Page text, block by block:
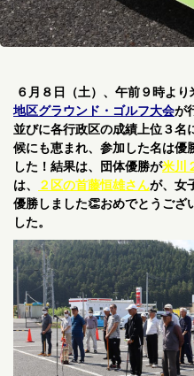
６月８ 日（土）、午前９時より
地区グラウンド・ゴルフ大会が
並びに各行政区の成績上位３名
候にも恵まれ、参加した名は優
した ！結果は、団体優勝が米川
は、
２ 区の首藤恒雄さんが、女
優勝しました👏おめでとうござ
した。